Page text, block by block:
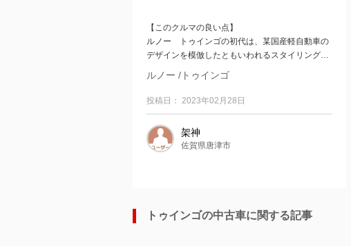
【このクルマの良い点】
ルノー トゥインゴの初代は、某国産軽自動車の
デザインを模倣したともいわれるスタイリングや
ルノー /トゥインゴ
投稿日： 2023年02月28日
架神
佐賀県唐津市
トゥインゴの中古車に関する記事